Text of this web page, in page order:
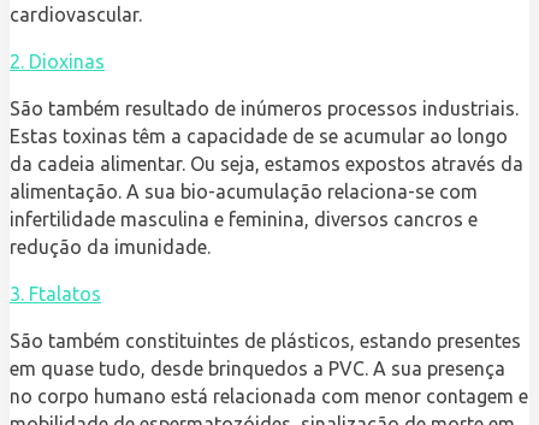
cardiovascular.
2. Dioxinas
São também resultado de inúmeros processos industriais.
Estas toxinas têm a capacidade de se acumular ao longo
da cadeia alimentar. Ou seja, estamos expostos através da
alimentação. A sua bio-acumulação relaciona-se com
infertilidade masculina e feminina, diversos cancros e
redução da imunidade.
3. Ftalatos
São também constituintes de plásticos, estando presentes
em quase tudo, desde brinquedos a PVC. A sua presença
no corpo humano está relacionada com menor contagem e